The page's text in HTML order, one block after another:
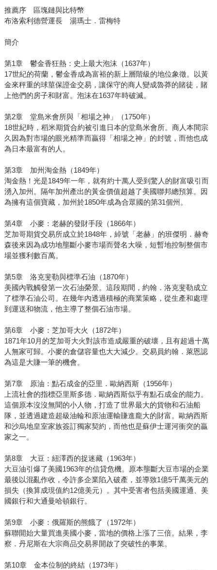
推薦序 區塊鏈與比特幣
布洛索利德營運長 湯瑪士．雷梅特
簡介
第1章 鬱金香狂熱：史上最大泡沫（1637年）
17世紀的荷蘭，鬱金香成為富裕的新上層階級的地位象徵。以黃
金來秤重的球莖保證金交易，讓保守的商人變成魯莽的賭徒，賭
上他們的房子和財富。泡沫在1637年時破滅。
第2章 堂島米會所與「相場之神」（1750年）
18世紀時，稻米期貨合約被引進日本的堂島米會所。商人本間宗
久因為對市場的眼光精準而贏得「相場之神」的封號，而他也成
為日本最富有的人。
第3章 加州淘金熱（1849年）
淘金熱！光是1849年一年，就有約十萬人受到驚人的財富吸引而
湧入加州。隔年加州產出的黃金價值超越了美國聯邦總預算。因
為擁有這個寶藏，加州於1850年成為合眾國的第31個州。
第4章 小麥：老赫的發財手段（1866年）
芝加哥期貨交易所成立於1848年，綽號「老赫」的班傑明．赫奇
森後來因為成功地壟斷小麥市場而聲名大噪，短暫地控制整個市
場並獲利數百萬。
第5章 洛克斐勒與標準石油（1870年）
美國內戰觸發第一次石油榮景。這段期間，約翰．洛克斐勒成立
了標準石油公司。在幾年內透過積極的商業策略，從生產和處理
到運送和物流，他主導了整個石油市場。
第6章 小麥：芝加哥大火（1872年）
1871年10月的芝加哥大火對該市造成嚴重的破壞，且有超過十萬
人無家可歸。小麥的倉儲容量也大大減少。交易員約翰．萊恩認
為這是大賺一筆的機會。
第7章 原油：點石成金的亞里．歐納西斯（1956年）
上流社會的指標亞里斯多德．歐納西斯似乎有點石成金的能力。
這個原本沒沒無聞的小人物，打造了世界最大的貨物和石油船
隊，並透過建造超級油輪和原油運輸賺進龐大的財富。歐納西斯
和沙烏地皇室家族簽訂獨家契約，而他也是蘇伊士運河衝突的贏
家之一。
第8章 大豆：紐澤西的捉迷藏（1963年）
大豆油引爆了美國1963年的信貸危機。原本壟斷大豆市場的企業
最後以混亂作收，令許多企業陷入破產，並導致1億5千萬美元的
損失（換算成現值約12億美元）。其中受害者包括美國運通、美
國銀行和大通曼哈頓銀行。
第9章 小麥：俄羅斯的熊餓了（1972年）
蘇聯開始大量買進美國小麥，當地的價格上漲了三倍。結果，李
察．丹尼斯在大宗商品交易界開啟了突破性的事業。
第10章 金本位制的終結（1973年）